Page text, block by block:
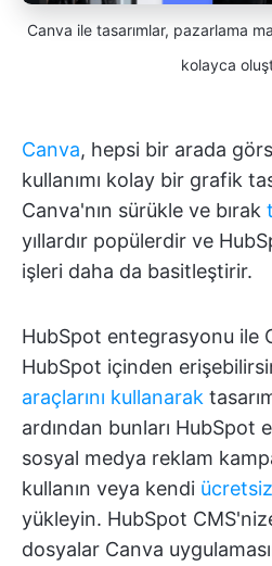
Canva ile tasarımlar, pazarlama
kolayca
Canva, hepsi bir arada
kullanımı kolay bir grafik
Canva'nın sürükle ve bırak
yıllardır popülerdir ve
işleri daha da basitleştirir.
HubSpot entegrasyonu ile
HubSpot içinden
araçlarını kullanarak
ardından bunları HubSpot
sosyal medya reklam
kullanın veya kendi
yükleyin. HubSpot
dosyalar Canva